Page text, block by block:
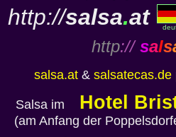
http://salsa.at
http:// sals
salsa.at & salsatecas.de
Salsa im Hotel
(am Anfang der